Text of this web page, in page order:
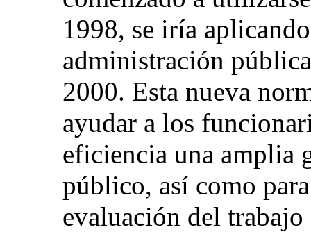
1998, se iría
administración
2000. Esta nueva
ayudar a los
eficiencia una amplia
público, así como
evaluación del trabajo